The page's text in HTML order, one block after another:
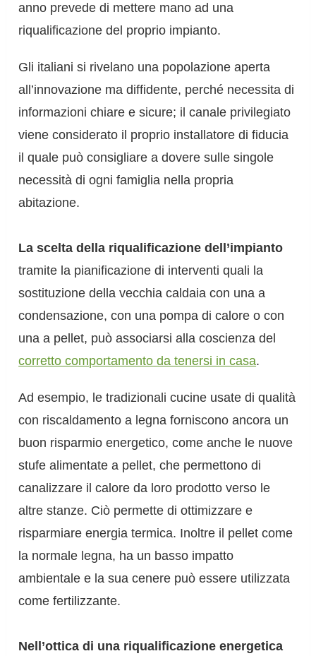
anno prevede di mettere mano ad una
riqualificazione del proprio impianto.
Gli italiani si rivelano una popolazione aperta
all’innovazione ma diffidente, perché necessita di
informazioni chiare e sicure; il canale privilegiato
viene considerato il proprio installatore di fiducia
il quale può consigliare a dovere sulle singole
necessità di ogni famiglia nella propria
abitazione.
La scelta della riqualificazione dell’impianto
tramite la pianificazione di interventi quali la
sostituzione della vecchia caldaia con una a
condensazione, con una pompa di calore o con
una a pellet, può associarsi alla coscienza del
corretto comportamento da tenersi in casa.
Ad esempio, le tradizionali cucine usate di qualità
con riscaldamento a legna forniscono ancora un
buon risparmio energetico, come anche le nuove
stufe alimentate a pellet, che permettono di
canalizzare il calore da loro prodotto verso le
altre stanze. Ciò permette di ottimizzare e
risparmiare energia termica. Inoltre il pellet come
la normale legna, ha un basso impatto
ambientale e la sua cenere può essere utilizzata
come fertilizzante.
Nell’ottica di una riqualificazione energetica